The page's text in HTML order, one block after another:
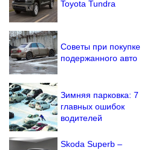
Toyota Tundra
Советы при покупке
подержанного авто
Зимняя парковка: 7
главных ошибок
водителей
Skoda Superb –